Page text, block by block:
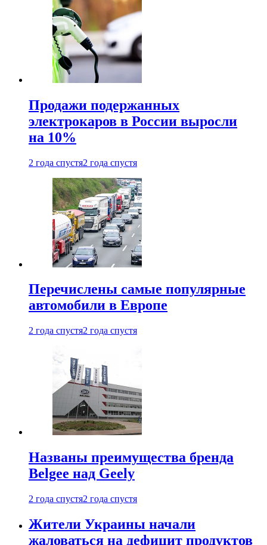
Продажи подержанных
электрокаров в России выросли
на 10%
2 года спустя2 года спустя
Перечислены самые популярные
автомобили в Европе
2 года спустя2 года спустя
Названы преимущества бренда
Belgee над Geely
2 года спустя2 года спустя
Жители Украины начали
жаловаться на дефицит продуктов